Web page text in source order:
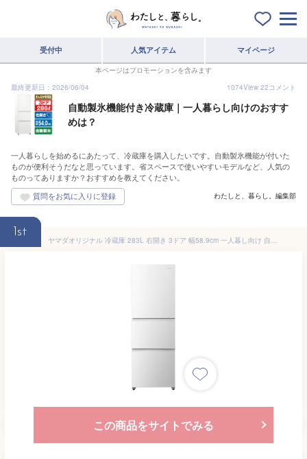
受付中 人気アイテム マイページ
本ページはプロモーションを含みます
最終更新日：2026/06/04
1074View 22コメント
自動製氷機能付き冷蔵庫｜一人暮らし向けのおすす
めは？
一人暮らしを始めるにあたって、冷蔵庫を購入したいです。自動製氷機能が付いた
ものが便利そうだなと思っています。省スペースで使いやすいモデルなど、人気の
ものってありますか？おすすめを教えてください。
わたしと、暮らし。編集部
1st
ヤマダオリジナル 冷蔵庫 283L 右開き 3ドア 幅58.9cm 一人暮し向け 自動製氷 静音 REFAGE YRZ-F28M ホワイト系
この商品をサイトでみる